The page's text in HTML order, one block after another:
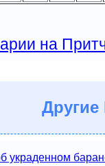
на
Другие
украденном